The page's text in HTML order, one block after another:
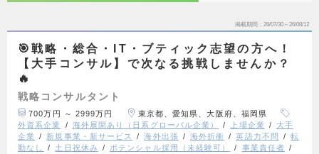
掲載期間 26/07/30～26/08/12
🎯戦略・総合・IT・ブティック志望の方へ！
【大手コンサル】で次なる挑戦しませんか？
🔥
戦略コンサルタント
700万円 ～ 2999万円
東京都、愛知県、大阪府、福岡県
外資系企業
海外展開あり（日系グローバル企業） 上場企業
大手
企業
新規事業・新サービス 海外出張 海外折衝 英語力不問
転
勤なし
土日祝休み ポテンシャル採用（未経験可）
事業責任者